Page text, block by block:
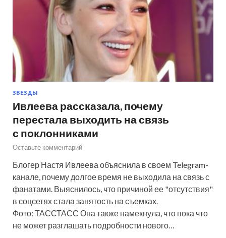
ЗВЕЗДЫ
Ивлеева рассказала, почему
перестала выходить на связь
с поклонниками
Оставьте комментарий
Блогер Настя Ивлеева объяснила в своем Telegram-
канале, почему долгое время не выходила на связь с
фанатами. Выяснилось, что причиной ее "отсутствия"
в соцсетях стала занятость на съемках.
Фото: ТАССТАСС Она также намекнула, что пока что
не может разглашать подробности нового…